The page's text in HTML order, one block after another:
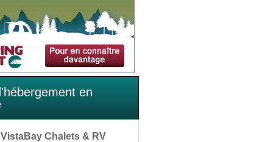
en
VistaBay Chalets & RV